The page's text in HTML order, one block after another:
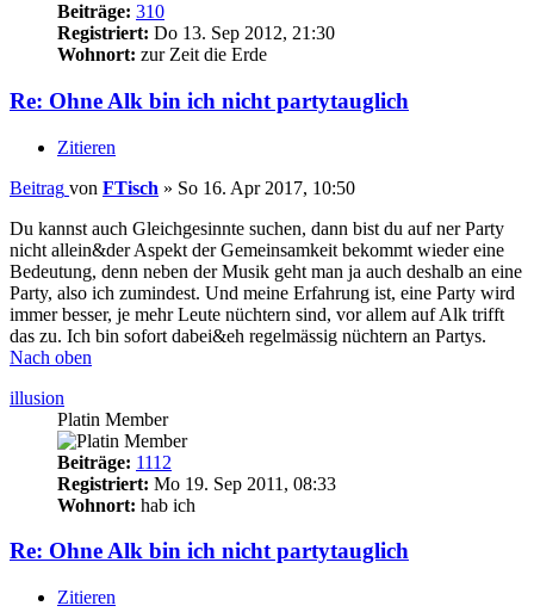
Beiträge: 310
Registriert: Do 13. Sep 2012, 21:30
Wohnort: zur Zeit die Erde
Re: Ohne Alk bin ich nicht partytauglich
Zitieren
Beitrag von FTisch » So 16. Apr 2017, 10:50
Du kannst auch Gleichgesinnte suchen, dann bist du auf ner Party
nicht allein&der Aspekt der Gemeinsamkeit bekommt wieder eine
Bedeutung, denn neben der Musik geht man ja auch deshalb an eine
Party, also ich zumindest. Und meine Erfahrung ist, eine Party wird
immer besser, je mehr Leute nüchtern sind, vor allem auf Alk trifft
das zu. Ich bin sofort dabei&eh regelmässig nüchtern an Partys.
Nach oben
illusion
Platin Member
Beiträge: 1112
Registriert: Mo 19. Sep 2011, 08:33
Wohnort: hab ich
Re: Ohne Alk bin ich nicht partytauglich
Zitieren